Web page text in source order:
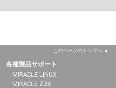
このページのトップへ
各種製品サポート
MIRACLE LINUX
MIRACLE ZBX